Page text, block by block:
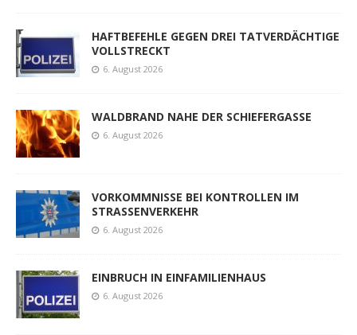
HAFTBEFEHLE GEGEN DREI TATVERDÄCHTIGE
VOLLSTRECKT
6. August 2026
WALDBRAND NAHE DER SCHIEFERGASSE
6. August 2026
VORKOMMNISSE BEI KONTROLLEN IM
STRASSENVERKEHR
6. August 2026
EINBRUCH IN EINFAMILIENHAUS
6. August 2026